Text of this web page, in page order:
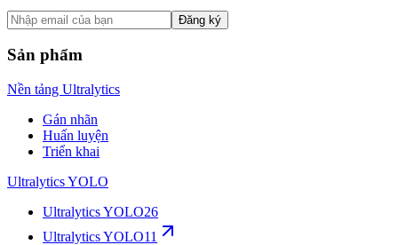
Đăng ký
Sản phẩm
Nền tảng Ultralytics
Gán nhãn
Huấn luyện
Triển khai
Ultralytics YOLO
Ultralytics YOLO26
Ultralytics YOLO11